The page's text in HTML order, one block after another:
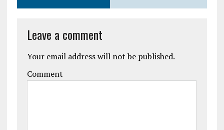
Leave a comment
Your email address will not be published.
Comment